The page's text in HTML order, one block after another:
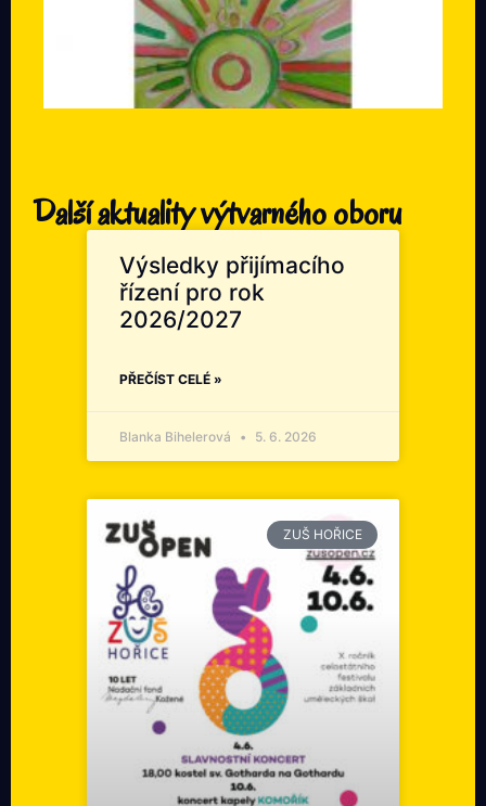
Další aktuality výtvarného oboru
Výsledky přijímacího
řízení pro rok
2026/2027
PŘEČÍST CELÉ »
Blanka Bihelerová 5. 6. 2026
ZUŠ HOŘICE